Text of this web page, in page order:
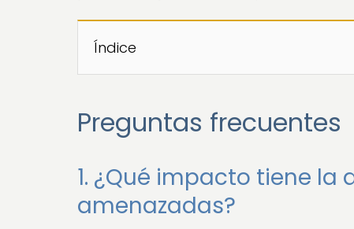
Índice
Preguntas frecuentes
1. ¿Qué impacto tiene
amenazadas?